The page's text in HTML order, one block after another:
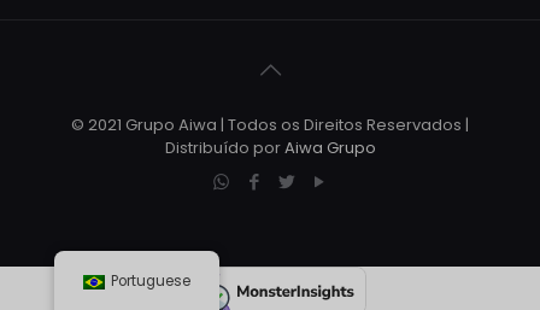
© 2021 Grupo Aiwa | Todos os Direitos Reservados |
Distribuído porAiwa Grupo
Portuguese